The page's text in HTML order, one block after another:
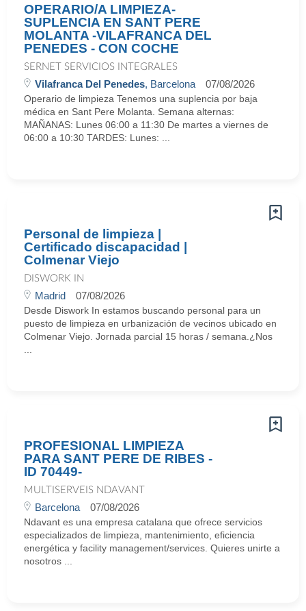
OPERARIO/A LIMPIEZA-
SUPLENCIA EN SANT PERE
MOLANTA -VILAFRANCA DEL
PENEDES - CON COCHE
SERNET SERVICIOS INTEGRALES
Vilafranca Del Penedes, Barcelona 07/08/2026
Operario de limpieza Tenemos una suplencia por baja
médica en Sant Pere Molanta. Semana alternas:
MAÑANAS: Lunes 06:00 a 11:30 De martes a viernes de
06:00 a 10:30 TARDES: Lunes: ...
Personal de limpieza |
Certificado discapacidad |
Colmenar Viejo
DISWORK IN
Madrid 07/08/2026
Desde Diswork In estamos buscando personal para un
puesto de limpieza en urbanización de vecinos ubicado en
Colmenar Viejo. Jornada parcial 15 horas / semana.¿Nos
PROFESIONAL LIMPIEZA
PARA SANT PERE DE RIBES -
ID 70449-
MULTISERVEIS NDAVANT
Barcelona 07/08/2026
Ndavant es una empresa catalana que ofrece servicios
especializados de limpieza, mantenimiento, eficiencia
energética y facility management/services. Quieres unirte a
nosotros ...